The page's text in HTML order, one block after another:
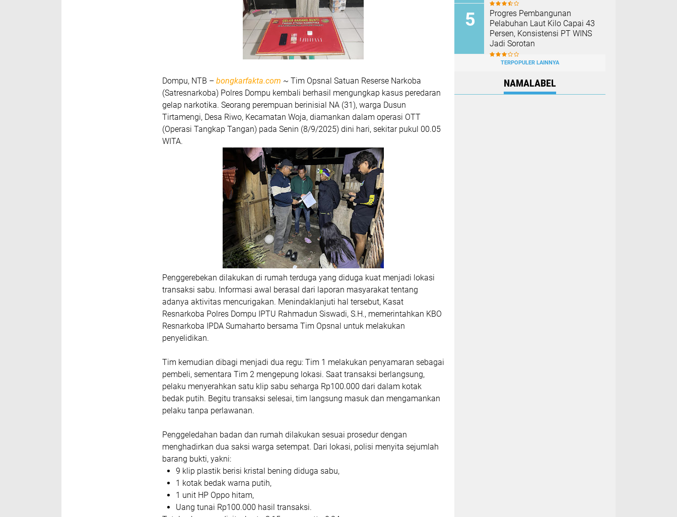
Dompu, NTB – bongkarfakta.com ~ Tim Opsnal Satuan Reserse Narkoba
(Satresnarkoba) Polres Dompu kembali berhasil mengungkap kasus peredaran
gelap narkotika. Seorang perempuan berinisial NA (31), warga Dusun
Tirtamengi, Desa Riwo, Kecamatan Woja, diamankan dalam operasi OTT
(Operasi Tangkap Tangan) pada Senin (8/9/2025) dini hari, sekitar pukul 00.05
WITA.
Penggerebekan dilakukan di rumah terduga yang diduga kuat menjadi lokasi
transaksi sabu. Informasi awal berasal dari laporan masyarakat tentang
adanya aktivitas mencurigakan. Menindaklanjuti hal tersebut, Kasat
Resnarkoba Polres Dompu IPTU Rahmadun Siswadi, S.H., memerintahkan KBO
Resnarkoba IPDA Sumaharto bersama Tim Opsnal untuk melakukan
penyelidikan.
Tim kemudian dibagi menjadi dua regu: Tim 1 melakukan penyamaran sebagai
pembeli, sementara Tim 2 mengepung lokasi. Saat transaksi berlangsung,
pelaku menyerahkan satu klip sabu seharga Rp100.000 dari dalam kotak
bedak putih. Begitu transaksi selesai, tim langsung masuk dan mengamankan
pelaku tanpa perlawanan.
Penggeledahan badan dan rumah dilakukan sesuai prosedur dengan
menghadirkan dua saksi warga setempat. Dari lokasi, polisi menyita sejumlah
barang bukti, yakni:
9 klip plastik berisi kristal bening diduga sabu,
1 kotak bedak warna putih,
1 unit HP Oppo hitam,
Uang tunai Rp100.000 hasil transaksi.
Progres Pembangunan
Pelabuhan Laut Kilo Capai 43
Persen, Konsistensi PT WINS
Jadi Sorotan
TERPOPULER LAINNYA
NAMALABEL